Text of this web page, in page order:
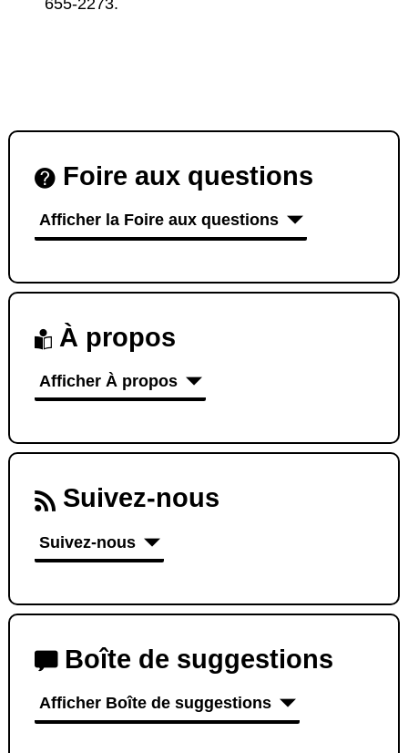
655-2273.
Foire aux questions
Afficher la Foire aux questions
À propos
Afficher À propos
Suivez-nous
Suivez-nous
Boîte de suggestions
Afficher Boîte de suggestions